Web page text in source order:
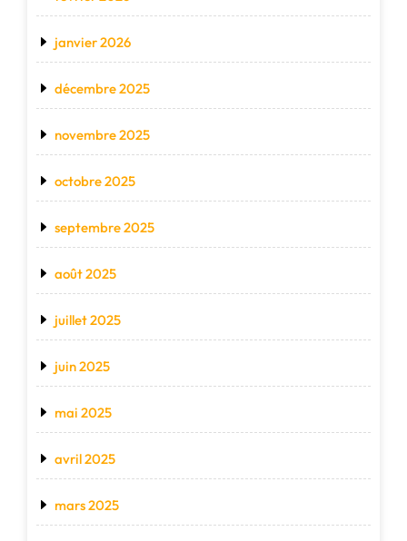
janvier 2026
décembre 2025
novembre 2025
octobre 2025
septembre 2025
août 2025
juillet 2025
juin 2025
mai 2025
avril 2025
mars 2025